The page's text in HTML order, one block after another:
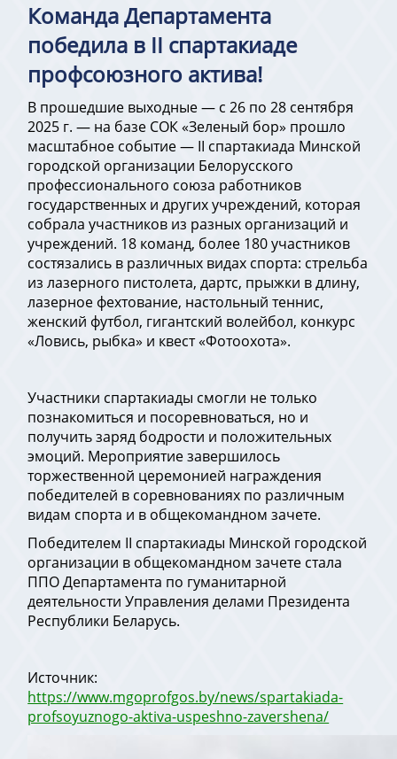
Команда Департамента
победила в II спартакиаде
профсоюзного актива!
В прошедшие выходные — с 26 по 28 сентября
2025 г. — на базе СОК «Зеленый бор» прошло
масштабное событие — II спартакиада Минской
городской организации Белорусского
профессионального союза работников
государственных и других учреждений, которая
собрала участников из разных организаций и
учреждений. 18 команд, более 180 участников
состязались в различных видах спорта: стрельба
из лазерного пистолета, дартс, прыжки в длину,
лазерное фехтование, настольный теннис,
женский футбол, гигантский волейбол, конкурс
«Ловись, рыбка» и квест «Фотоохота».
Участники спартакиады смогли не только
познакомиться и посоревноваться, но и
получить заряд бодрости и положительных
эмоций. Мероприятие завершилось
торжественной церемонией награждения
победителей в соревнованиях по различным
видам спорта и в общекомандном зачете.
Победителем II спартакиады Минской городской
организации в общекомандном зачете стала
ППО Департамента по гуманитарной
деятельности Управления делами Президента
Республики Беларусь.
Источник:
https://www.mgoprofgos.by/news/spartakiada-
profsoyuznogo-aktiva-uspeshno-zavershena/